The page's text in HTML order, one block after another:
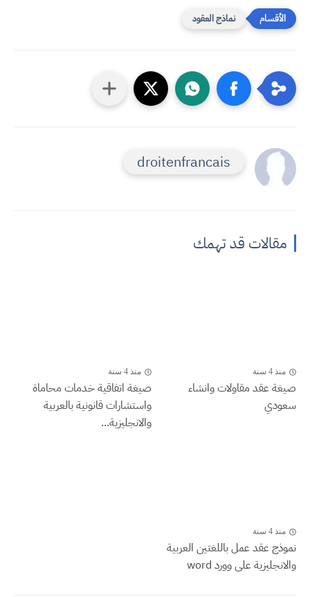
نماذج العقود
droitenfrancais
مقالات قد تهمك
منذ 4 سنة
صيغة عقد مقاولات وانشاء
سعودي
منذ 4 سنة
صيغة اتفاقية خدمات محاماة
واستشارات قانونية بالعربية
والانجليزية...
منذ 4 سنة
نموذج عقد عمل باللغتين العربية
والانجليزية على وورد word